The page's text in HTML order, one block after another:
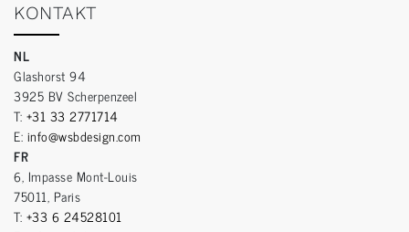
KONTAKT
NL
Glashorst 94
3925 BV Scherpenzeel
T: +31 33 2771714
E: info@wsbdesign.com
FR
6, Impasse Mont-Louis
75011, Paris
T: +33 6 24528101